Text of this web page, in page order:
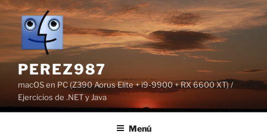
Saltar
contenido
PEREZ987
macOS en PC (Z390 Aorus Elite + i9-9900 + RX 6600 XT) /
Ejercicios de .NET y Java
Menú